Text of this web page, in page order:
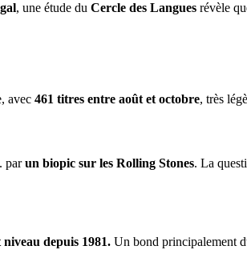
, une étude du Cercle des Langues révèle
avec 461 titres entre août et octobre, très
parun biopic sur les Rolling Stones. La
depuis 1981. Un bond principalement